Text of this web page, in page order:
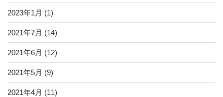
シ
ョ
ン
2023年1月 (1)
2021年7月 (14)
2021年6月 (12)
2021年5月 (9)
2021年4月 (11)